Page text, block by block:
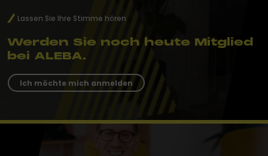
Lassen Sie Ihre Stimme hören
Werden Sie noch heute Mitglied
bei ALEBA.
Ich möchte mich anmelden